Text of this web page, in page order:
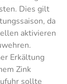
Dies gilt
da
aktivieren
Erkältung
Zink
sollte